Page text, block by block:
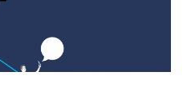
3:12 PM